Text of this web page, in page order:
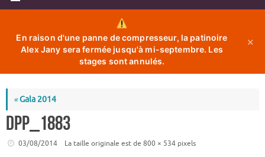
En raison d'une panne de compresseur, la patinoire
Alex Jany sera fermée jusqu'à mi-septembre. Les
stages sont annulés.
✕
«Gala 2014
DPP_1883
03/08/2014 La taille originale est de 800 × 534pixels